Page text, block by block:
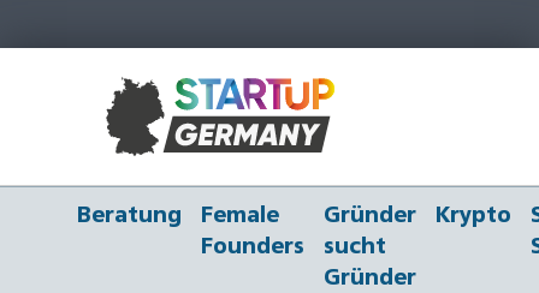
Beratung
Female
Founders
Gründer
sucht
Gründer
Krypto